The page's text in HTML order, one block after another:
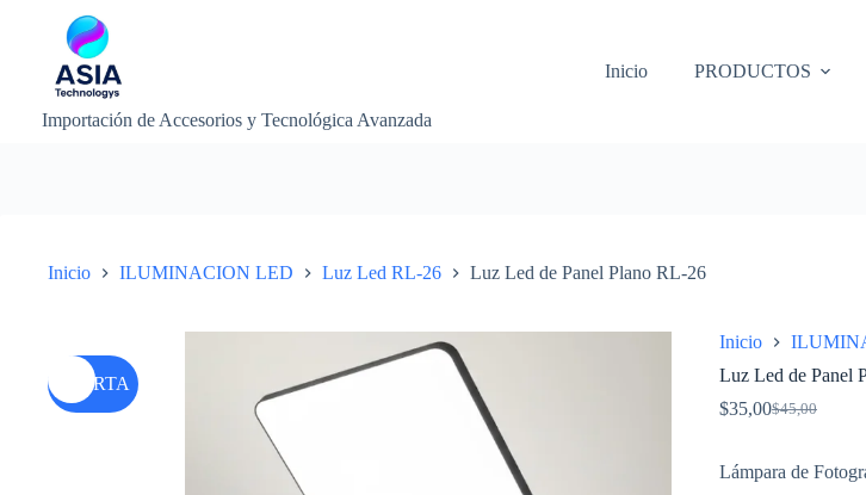
contenido
Importación de Accesorios y Tecnológica Avanzada
Inicio PRODUCTOS
Inicio ILUMINACION LED Luz Led RL-26 Luz Led de Panel Plano RL-26
OFERTA
Inicio
Luz Led de Panel
$45,00
Original
was:
$45,00.
$35,00Current
$35,00.
Lámpara de